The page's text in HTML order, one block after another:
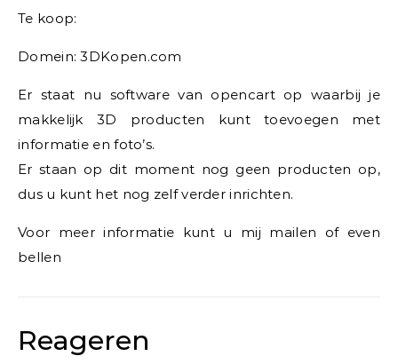
Te koop:
Domein: 3DKopen.com
Er staat nu software van opencart op waarbij je
makkelijk 3D producten kunt toevoegen met
informatie en foto’s.
Er staan op dit moment nog geen producten op,
dus u kunt het nog zelf verder inrichten.
Voor meer informatie kunt u mij mailen of even
bellen
Reageren